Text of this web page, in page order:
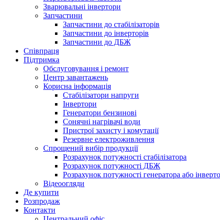
Зварювальні інвертори
Запчастини
Запчастини до стабілізаторів
Запчастини до інверторів
Запчастини до ДБЖ
Співпраця
Підтримка
Обслуговування і ремонт
Центр завантажень
Корисна інформація
Стабілізатори напруги
Інвертори
Генератори бензинові
Сонячні нагрівачі води
Пристрої захисту і комутації
Резервне електроживлення
Спрощений вибір продукції
Розрахунок потужності стабілізатора
Розрахунок потужності ДБЖ
Розрахунок потужності генератора або
Відеоогляди
Де купити
Розпродаж
Контакти